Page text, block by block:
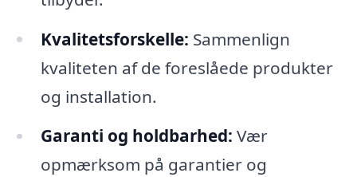
Kvalitetsforskelle: Sammenlign
kvaliteten af de foreslåede produkter
og installation.
Garanti og holdbarhed: Vær
opmærksom på garantier og